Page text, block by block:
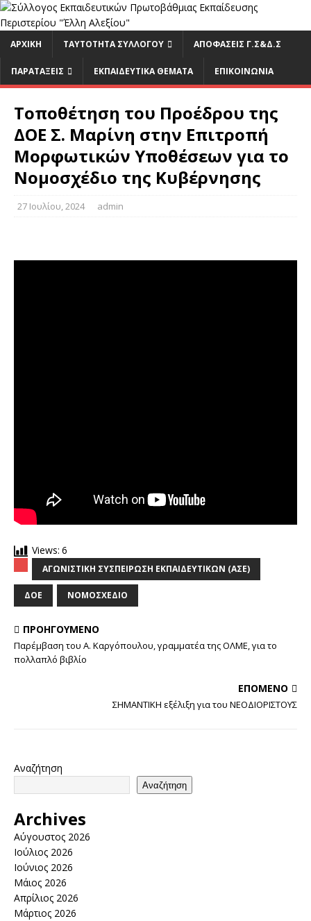
ΑΡΧΙΚΉ ΤΑΥΤΟΤΗΤΑ ΣΥΛΛΟΓΟΥ ΑΠΟΦΑΣΕΙΣ Γ.Σ&Δ.Σ
ΠΑΡΑΤΑΞΕΙΣ ΕΚΠΑΙΔΕΥΤΙΚΆ ΘΈΜΑΤΑ ΕΠΙΚΟΙΝΩΝΊΑ
Τοποθέτηση του Προέδρου της
ΔΟΕ Σ. Μαρίνη στην Επιτροπή
Μορφωτικών Υποθέσεων για το
Νομοσχέδιο της Κυβέρνησης
27 Ιουλίου, 2024 admin
Views: 6
ΑΓΩΝΙΣΤΙΚΉ ΣΥΣΠΕΊΡΩΣΗ ΕΚΠΑΙΔΕΥΤΙΚΏΝ (ΑΣΕ)
ΔΟΕ ΝΟΜΟΣΧΈΔΙΟ
ΠΡΟΗΓΟΎΜΕΝΟ
Παρέμβαση του Α. Καργόπουλου, γραμματέα της ΟΛΜΕ, για το
πολλαπλό βιβλίο
ΕΠΌΜΕΝΟ
ΣΗΜΑΝΤΙΚΗ εξέλιξη για του ΝΕΟΔΙΟΡΙΣΤΟΥΣ
Αναζήτηση
Αναζήτηση
Archives
Αύγουστος 2026
Ιούλιος 2026
Ιούνιος 2026
Μάιος 2026
Απρίλιος 2026
Μάρτιος 2026